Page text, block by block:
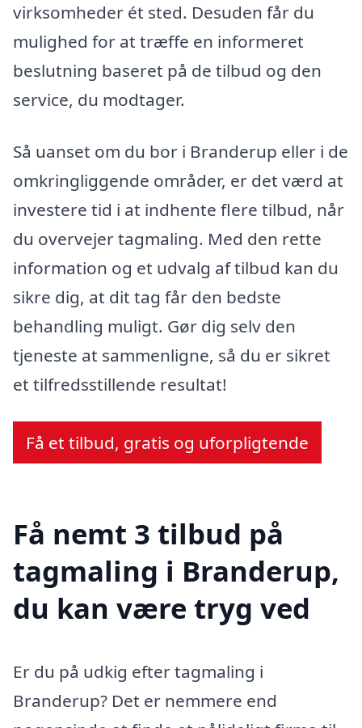
virksomheder ét sted. Desuden får du
mulighed for at træffe en informeret
beslutning baseret på de tilbud og den
service, du modtager.
Så uanset om du bor i Branderup eller i de
omkringliggende områder, er det værd at
investere tid i at indhente flere tilbud, når
du overvejer tagmaling. Med den rette
information og et udvalg af tilbud kan du
sikre dig, at dit tag får den bedste
behandling muligt. Gør dig selv den
tjeneste at sammenligne, så du er sikret
et tilfredsstillende resultat!
Få et tilbud, gratis og uforpligtende
Få nemt 3 tilbud på
tagmaling i Branderup,
du kan være tryg ved
Er du på udkig efter tagmaling i
Branderup? Det er nemmere end